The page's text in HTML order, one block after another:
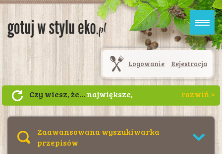
Logowanie Rejestracja
Czy wiesz, że... największe,
ekologiczne plantacje kawy znajdują
się w Brazylii, Kolumbii, Peru, Meksyku
światowych) oraz w Afryce (ok. 30%
powierzchni - głównie w Etiopii)
Zaawansowana wyszukiwarka
przepisów